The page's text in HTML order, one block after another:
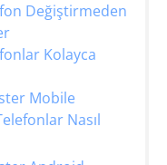
Değiştirmeden
Kolayca
Mobile
Nasıl